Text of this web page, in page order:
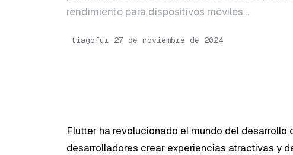
rendimiento para dispositivos móviles…
tiagofur · 27 de noviembre de 2024
Flutter ha revolucionado el mundo del
desarrolladores crear experiencias atractivas y